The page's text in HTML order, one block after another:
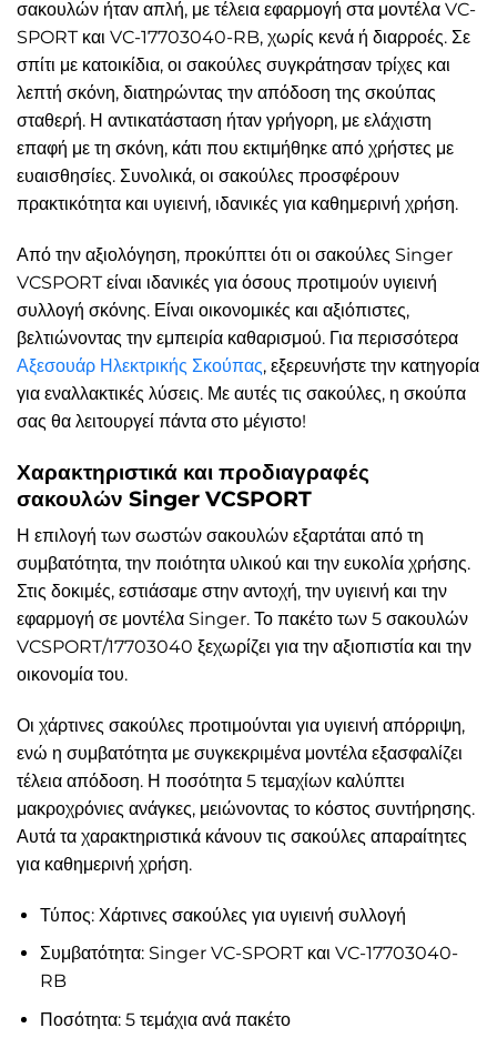
σακουλών ήταν απλή, με τέλεια εφαρμογή στα μοντέλα VC-
SPORT και VC-17703040-RB, χωρίς κενά ή διαρροές. Σε
σπίτι με κατοικίδια, οι σακούλες συγκράτησαν τρίχες και
λεπτή σκόνη, διατηρώντας την απόδοση της σκούπας
σταθερή. Η αντικατάσταση ήταν γρήγορη, με ελάχιστη
επαφή με τη σκόνη, κάτι που εκτιμήθηκε από χρήστες με
ευαισθησίες. Συνολικά, οι σακούλες προσφέρουν
πρακτικότητα και υγιεινή, ιδανικές για καθημερινή χρήση.
Από την αξιολόγηση, προκύπτει ότι οι σακούλες Singer
VCSPORT είναι ιδανικές για όσους προτιμούν υγιεινή
συλλογή σκόνης. Είναι οικονομικές και αξιόπιστες,
βελτιώνοντας την εμπειρία καθαρισμού. Για περισσότερα
Αξεσουάρ Ηλεκτρικής Σκούπας, εξερευνήστε την κατηγορία
για εναλλακτικές λύσεις. Με αυτές τις σακούλες, η σκούπα
σας θα λειτουργεί πάντα στο μέγιστο!
Χαρακτηριστικά και προδιαγραφές
σακουλών Singer VCSPORT
Η επιλογή των σωστών σακουλών εξαρτάται από τη
συμβατότητα, την ποιότητα υλικού και την ευκολία χρήσης.
Στις δοκιμές, εστιάσαμε στην αντοχή, την υγιεινή και την
εφαρμογή σε μοντέλα Singer. Το πακέτο των 5 σακουλών
VCSPORT/17703040 ξεχωρίζει για την αξιοπιστία και την
οικονομία του.
Οι χάρτινες σακούλες προτιμούνται για υγιεινή απόρριψη,
ενώ η συμβατότητα με συγκεκριμένα μοντέλα εξασφαλίζει
τέλεια απόδοση. Η ποσότητα 5 τεμαχίων καλύπτει
μακροχρόνιες ανάγκες, μειώνοντας το κόστος συντήρησης.
Αυτά τα χαρακτηριστικά κάνουν τις σακούλες απαραίτητες
για καθημερινή χρήση.
Τύπος: Χάρτινες σακούλες για υγιεινή συλλογή
Συμβατότητα: Singer VC-SPORT και VC-17703040-
RB
Ποσότητα: 5 τεμάχια ανά πακέτο